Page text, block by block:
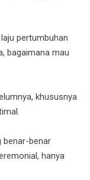
pertumbuhan
bagaimana mau
khususnya
benar-benar
hanya